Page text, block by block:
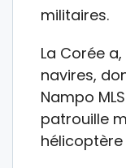
militaires.
La Corée
navires,
Nampo
patrouille
hélicoptère